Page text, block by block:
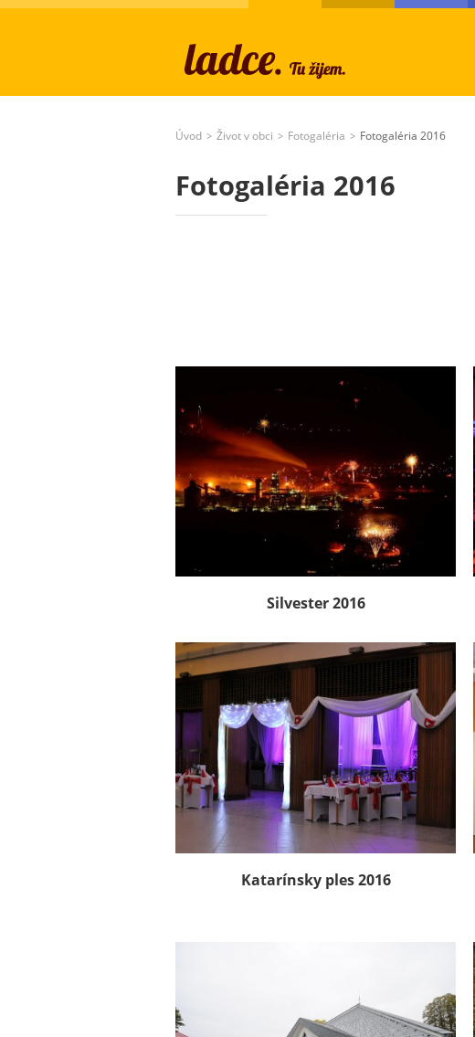
Úvod > Život v obci > Fotogaléria > Fotogaléria 2016
Fotogaléria 2016
Silvester 2016
Katarínsky ples 2016